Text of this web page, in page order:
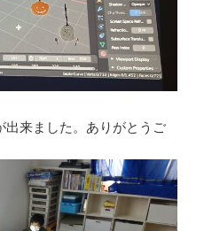
出来ました。ありがとうご